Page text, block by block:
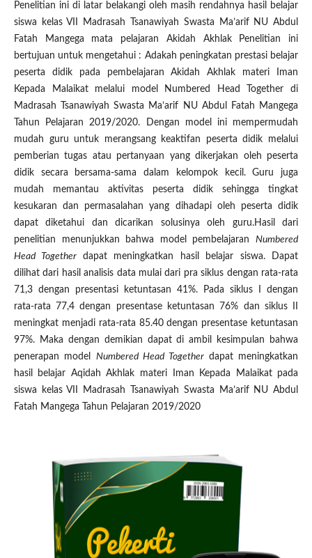
Penelitian ini di latar belakangi oleh masih rendahnya hasil belajar
siswa kelas VII Madrasah Tsanawiyah Swasta Ma’arif NU Abdul
Fatah Mangega mata pelajaran Akidah Akhlak Penelitian ini
bertujuan untuk mengetahui : Adakah peningkatan prestasi belajar
peserta didik pada pembelajaran Akidah Akhlak materi Iman
Kepada Malaikat melalui model Numbered Head Together di
Madrasah Tsanawiyah Swasta Ma’arif NU Abdul Fatah Mangega
Tahun Pelajaran 2019/2020. Dengan model ini mempermudah
mudah guru untuk merangsang keaktifan peserta didik melalui
pemberian tugas atau pertanyaan yang dikerjakan oleh peserta
didik secara bersama-sama dalam kelompok kecil. Guru juga
mudah memantau aktivitas peserta didik sehingga tingkat
kesukaran dan permasalahan yang dihadapi oleh peserta didik
dapat diketahui dan dicarikan solusinya oleh guru.Hasil dari
penelitian menunjukkan bahwa model pembelajaranNumbered
Head Together dapat meningkatkan hasil belajar siswa. Dapat
dilihat dari hasil analisis data mulai dari pra siklus dengan rata-rata
71,3 dengan presentasi ketuntasan 41%. Pada siklus I dengan
rata-rata 77,4 dengan presentase ketuntasan 76% dan siklus II
meningkat menjadi rata-rata 85.40 dengan presentase ketuntasan
97%. Maka dengan demikian dapat di ambil kesimpulan bahwa
penerapan model Numbered Head Together dapat meningkatkan
hasil belajar Aqidah Akhlak materi Iman Kepada Malaikat pada
siswa kelas VII Madrasah Tsanawiyah Swasta Ma’arif NU Abdul
Fatah Mangega Tahun Pelajaran 2019/2020